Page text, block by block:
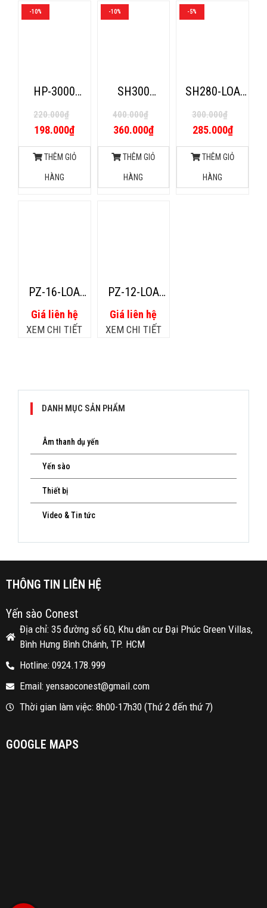
TITANIUM 20W
-10%
HP-3000
TITANIUM-LOA
CHUYÊN DỤNG
MALAYSIA HP-
3000
TITANIUM 20W
220.000₫
198.000₫
THÊM GIỎ
HÀNG
-10%
SH300
TITANIUM-LOA
CHUYÊN DỤNG
MALAYSIA
SH300
TITANIUM 25W
400.000₫
360.000₫
THÊM GIỎ
HÀNG
-5%
SH280-LOA
CHUYÊN DỤNG
PRONEST
TITANIUM
300.000₫
285.000₫
THÊM GIỎ
HÀNG
PZ-16-LOA
DẪN CHUYÊN
DỤNG
Giá liên hệ
XEM CHI TIẾT
PZ-12-LOA
DẪN CHỮ
NHẬT
Giá liên hệ
XEM CHI TIẾT
DANH MỤC SẢN PHẨM
Âm thanh dụ yến
Yến sào
Thiết bị
Video & Tin tức
THÔNG TIN LIÊN HỆ
Yến sào Conest
Địa chỉ: 35 đường số 6D, Khu dân cư Đại Phúc Green Villas,
Bình Hưng Bình Chánh, TP. HCM
Hotline: 0924.178.999
Email: yensaoconest@gmail.com
Thời gian làm việc: 8h00-17h30 (Thứ 2 đến thứ 7)
GOOGLE MAPS